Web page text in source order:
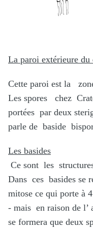
La paroi extérieure du
Cette paroi est la
Les spores chez
portées par deux
parle de baside
Les basides
Ce sont les
Dans ces basides se
mitose ce qui porte à
- mais en raison de
se formera que deux